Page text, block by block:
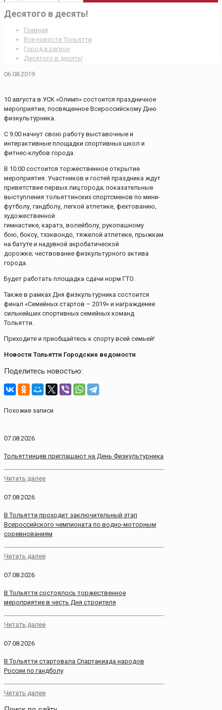
Десятого в десять!
Главная
Все новости Тольятти
Город и регион
Десятого в десять!
06.08.2019
10 августа в УСК «Олимп» состоится праздничное
мероприятие, посвященное Всероссийскому Дню
физкультурника.
С 9.00 начнут свою работу выставочные и
интерактивные площадки спортивных школ и
фитнес-клубов города.
В 10.00 состоится торжественное открытие
мероприятия. Участников и гостей праздника ждут
приветствие первых лиц города; показательные
выступления тольяттинских спортсменов по мини-
футболу, гандболу, легкой атлетике, фехтованию,
художественной
гимнастике, каратэ, волейболу, рукопашному
бою, боксу, тхэквондо, тяжелой атлетике, прыжкам
на батуте и надувной акробатической
дорожке; чествование физкультурного актива
города.
Будет работать площадка сдачи норм ГТО.
Также в рамках Дня физкультурника состоится
финал «Семейных стартов – 2019» и награждение
сильнейших спортивных семейных команд
Тольятти.
Приходите и приобщайтесь к спорту всей семьей!
Новости Тольятти Городские ведомости
Поделитесь новостью:
Похожие записи
07.08.2026
Тольяттинцев приглашают на День Физкультурника
Читать далее
07.08.2026
В Тольятти проходит заключительный этап
Всероссийского чемпионата по водно-моторным
соревнованиям
Читать далее
07.08.2026
В Тольятти состоялось торжественное
мероприятие в честь Дня строителя
Читать далее
07.08.2026
В Тольятти стартовала Спартакиада народов
России по гандболу
Читать далее